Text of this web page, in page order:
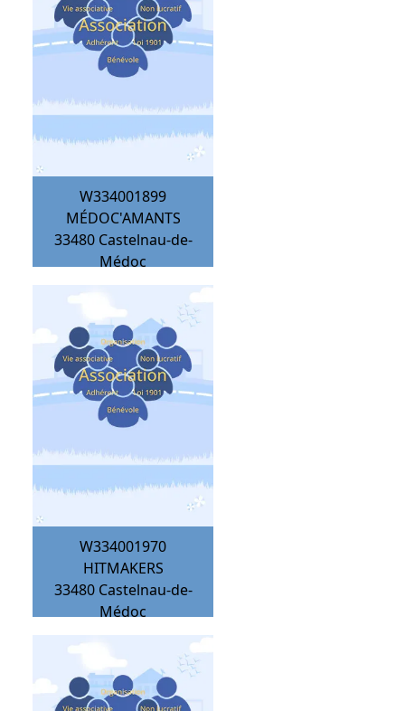
W334001899
MÉDOC'AMANTS
33480 Castelnau-de-
Médoc
W334001970
HITMAKERS
33480 Castelnau-de-
Médoc